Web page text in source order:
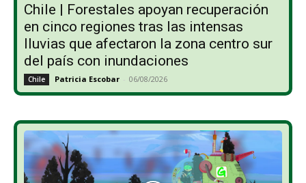
Chile | Forestales apoyan recuperación
en cinco regiones tras las intensas
lluvias que afectaron la zona centro sur
del país con inundaciones
Chile Patricia Escobar - 06/08/2026